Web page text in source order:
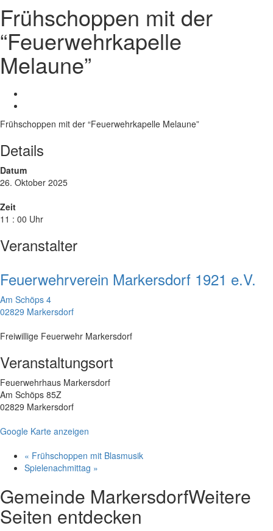
Frühschoppen mit der
“Feuerwehrkapelle
Melaune”
Frühschoppen mit der “Feuerwehrkapelle Melaune”
Details
Datum
26. Oktober 2025
Zeit
11 : 00 Uhr
Veranstalter
Feuerwehrverein Markersdorf 1921 e.V.
Am Schöps 4
02829 Markersdorf
Freiwillige Feuerwehr Markersdorf
Veranstaltungsort
Feuerwehrhaus Markersdorf
Am Schöps 85Z
02829 Markersdorf
Google Karte anzeigen
« Frühschoppen mit Blasmusik
Spielenachmittag »
Gemeinde MarkersdorfWeitere
Seiten entdecken